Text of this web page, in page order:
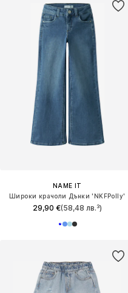
NAME IT
Широки крачоли Дънки 'NKFPolly'
29,90 €(58,48 лв.³)